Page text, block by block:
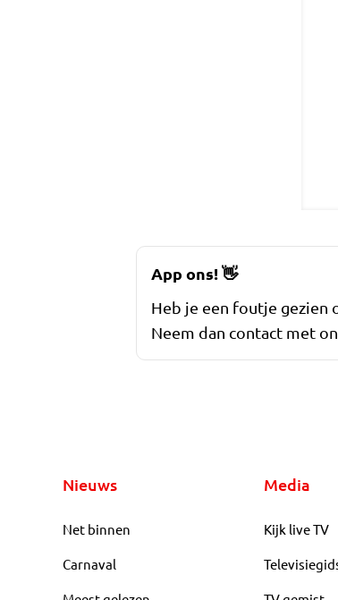
App ons!👋
Heb je een foutje gezien
Neem dan contact met
Nieuws
Net binnen
Carnaval
Media
Kijk live TV